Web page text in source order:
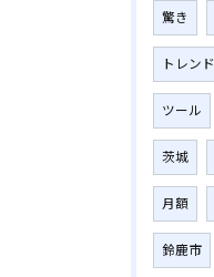
驚き
トレンド
ツール
茨城
月額
鈴鹿市